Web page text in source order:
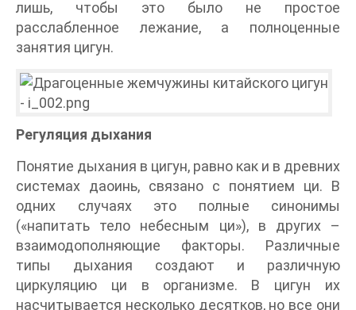
лишь, чтобы это было не простое
расслабленное лежание, а полноценные
занятия цигун.
Регуляция дыхания
Понятие дыхания в цигун, равно как и в древних
системах даоинь, связано с понятием ци. В
одних случаях это полные синонимы
(«напитать тело небесным ци»), в других –
взаимодополняющие факторы. Различные
типы дыхания создают и различную
циркуляцию ци в организме. В цигун их
насчитывается несколько десятков, но все они